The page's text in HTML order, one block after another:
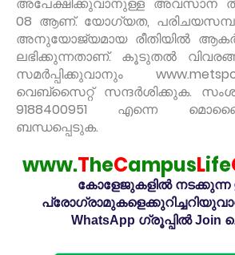
08 ആണ്. യോഗ്യത,
അനുയോജ്യമായ രീതിയിൽ
ലഭിക്കുന്നതാണ്. കൂടുതൽ
സമർപ്പിക്കുവാനും
വെബ്സൈറ്റ് സന്ദർശിക്കുക.
9188400951 എന്നെ
ബന്ധപ്പെടുക.
www.TheCampusLife
കോളേജുകളിൽ നടക്കുന്ന
WhatsApp ഗ്രൂപ്പിൽ Join